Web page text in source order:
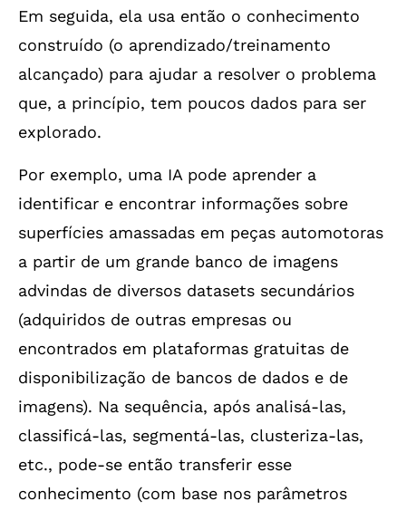
Em seguida, ela usa então o conhecimento
construído (o aprendizado/treinamento
alcançado) para ajudar a resolver o problema
que, a princípio, tem poucos dados para ser
explorado.
Por exemplo, uma IA pode aprender a
identificar e encontrar informações sobre
superfícies amassadas em peças automotoras
a partir de um grande banco de imagens
advindas de diversos datasets secundários
(adquiridos de outras empresas ou
encontrados em plataformas gratuitas de
disponibilização de bancos de dados e de
imagens). Na sequência, após analisá-las,
classificá-las, segmentá-las, clusteriza-las,
etc., pode-se então transferir esse
conhecimento (com base nos parâmetros